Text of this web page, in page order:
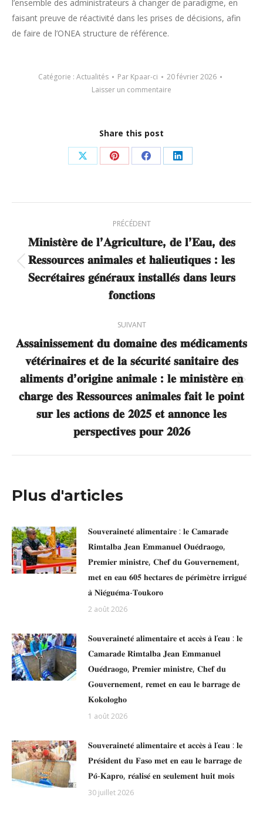
l’ensemble des administrateurs à changer de paradigme, en
faisant preuve de réactivité dans les prises de décisions, afin
de faire de l’ONEA structure de référence.
Catégorie : Actualités Par Kpaar-ci
20 février 2026
Laisser un commentaire
Share this post
Partager
X
Partager
Pinterest
Partager
Facebook
Partager
LinkedIn
article
PRÉCÉDENT
Article
précédent
:
𝐌𝐢𝐧𝐢𝐬𝐭𝐞̀𝐫𝐞 𝐝𝐞 𝐥’𝐀𝐠𝐫𝐢𝐜𝐮𝐥𝐭𝐮𝐫𝐞, 𝐝𝐞 𝐥’𝐄𝐚𝐮, 𝐝𝐞𝐬
𝐑𝐞𝐬𝐬𝐨𝐮𝐫𝐜𝐞𝐬 𝐚𝐧𝐢𝐦𝐚𝐥𝐞𝐬 𝐞𝐭 𝐡𝐚𝐥𝐢𝐞𝐮𝐭𝐢𝐪𝐮𝐞𝐬 : 𝐥𝐞𝐬
𝐒𝐞𝐜𝐫𝐞́𝐭𝐚𝐢𝐫𝐞𝐬 𝐠𝐞́𝐧𝐞́𝐫𝐚𝐮𝐱 𝐢𝐧𝐬𝐭𝐚𝐥𝐥𝐞́𝐬 𝐝𝐚𝐧𝐬 𝐥𝐞𝐮𝐫𝐬
𝐟𝐨𝐧𝐜𝐭𝐢𝐨𝐧𝐬
SUIVANT
Article
suivant
:
𝐀𝐬𝐬𝐚𝐢𝐧𝐢𝐬𝐬𝐞𝐦𝐞𝐧𝐭 𝐝𝐮 𝐝𝐨𝐦𝐚𝐢𝐧𝐞 𝐝𝐞𝐬 𝐦𝐞́𝐝𝐢𝐜𝐚𝐦𝐞𝐧𝐭𝐬
𝐯𝐞́𝐭𝐞́𝐫𝐢𝐧𝐚𝐢𝐫𝐞𝐬 𝐞𝐭 𝐝𝐞 𝐥𝐚 𝐬𝐞́𝐜𝐮𝐫𝐢𝐭𝐞́ 𝐬𝐚𝐧𝐢𝐭𝐚𝐢𝐫𝐞 𝐝𝐞𝐬
𝐚𝐥𝐢𝐦𝐞𝐧𝐭𝐬 𝐝’𝐨𝐫𝐢𝐠𝐢𝐧𝐞 𝐚𝐧𝐢𝐦𝐚𝐥𝐞 : 𝐥𝐞 𝐦𝐢𝐧𝐢𝐬𝐭𝐞̀𝐫𝐞 𝐞𝐧
𝐜𝐡𝐚𝐫𝐠𝐞 𝐝𝐞𝐬 𝐑𝐞𝐬𝐬𝐨𝐮𝐫𝐜𝐞𝐬 𝐚𝐧𝐢𝐦𝐚𝐥𝐞𝐬 𝐟𝐚𝐢𝐭 𝐥𝐞 𝐩𝐨𝐢𝐧𝐭
𝐬𝐮𝐫 𝐥𝐞𝐬 𝐚𝐜𝐭𝐢𝐨𝐧𝐬 𝐝𝐞 𝟐𝟎𝟐𝟓 𝐞𝐭 𝐚𝐧𝐧𝐨𝐧𝐜𝐞 𝐥𝐞𝐬
𝐩𝐞𝐫𝐬𝐩𝐞𝐜𝐭𝐢𝐯𝐞𝐬 𝐩𝐨𝐮𝐫 𝟐𝟎𝟐𝟔
Plus d'articles
𝐒𝐨𝐮𝐯𝐞𝐫𝐚𝐢𝐧𝐞𝐭𝐞́ 𝐚𝐥𝐢𝐦𝐞𝐧𝐭𝐚𝐢𝐫𝐞 : 𝐥𝐞 𝐂𝐚𝐦𝐚𝐫𝐚𝐝𝐞
𝐑𝐢𝐦𝐭𝐚𝐥𝐛𝐚 𝐉𝐞𝐚𝐧 𝐄𝐦𝐦𝐚𝐧𝐮𝐞𝐥 𝐎𝐮𝐞́𝐝𝐫𝐚𝐨𝐠𝐨,
𝐏𝐫𝐞𝐦𝐢𝐞𝐫 𝐦𝐢𝐧𝐢𝐬𝐭𝐫𝐞, 𝐂𝐡𝐞𝐟 𝐝𝐮 𝐆𝐨𝐮𝐯𝐞𝐫𝐧𝐞𝐦𝐞𝐧𝐭,
𝐦𝐞𝐭 𝐞𝐧 𝐞𝐚𝐮 𝟔𝟎𝟓 𝐡𝐞𝐜𝐭𝐚𝐫𝐞𝐬 𝐝𝐞 𝐩𝐞́𝐫𝐢𝐦𝐞̀𝐭𝐫𝐞 𝐢𝐫𝐫𝐢𝐠𝐮𝐞́
𝐚̀ 𝐍𝐢𝐞́𝐠𝐮𝐞́𝐦𝐚-𝐓𝐨𝐮𝐤𝐨𝐫𝐨
2 août 2026
𝐒𝐨𝐮𝐯𝐞𝐫𝐚𝐢𝐧𝐞𝐭𝐞́ 𝐚𝐥𝐢𝐦𝐞𝐧𝐭𝐚𝐢𝐫𝐞 𝐞𝐭 𝐚𝐜𝐜𝐞̀𝐬 𝐚̀ 𝐥’𝐞𝐚𝐮 : 𝐥𝐞
𝐂𝐚𝐦𝐚𝐫𝐚𝐝𝐞 𝐑𝐢𝐦𝐭𝐚𝐥𝐛𝐚 𝐉𝐞𝐚𝐧 𝐄𝐦𝐦𝐚𝐧𝐮𝐞𝐥
𝐎𝐮𝐞́𝐝𝐫𝐚𝐨𝐠𝐨, 𝐏𝐫𝐞𝐦𝐢𝐞𝐫 𝐦𝐢𝐧𝐢𝐬𝐭𝐫𝐞, 𝐂𝐡𝐞𝐟 𝐝𝐮
𝐆𝐨𝐮𝐯𝐞𝐫𝐧𝐞𝐦𝐞𝐧𝐭, 𝐫𝐞𝐦𝐞𝐭 𝐞𝐧 𝐞𝐚𝐮 𝐥𝐞 𝐛𝐚𝐫𝐫𝐚𝐠𝐞 𝐝𝐞
𝐊𝐨𝐤𝐨𝐥𝐨𝐠𝐡𝐨
1 août 2026
𝐒𝐨𝐮𝐯𝐞𝐫𝐚𝐢𝐧𝐞𝐭𝐞́ 𝐚𝐥𝐢𝐦𝐞𝐧𝐭𝐚𝐢𝐫𝐞 𝐞𝐭 𝐚𝐜𝐜𝐞̀𝐬 𝐚̀ 𝐥’𝐞𝐚𝐮 : 𝐥𝐞
𝐏𝐫𝐞́𝐬𝐢𝐝𝐞𝐧𝐭 𝐝𝐮 𝐅𝐚𝐬𝐨 𝐦𝐞𝐭 𝐞𝐧 𝐞𝐚𝐮 𝐥𝐞 𝐛𝐚𝐫𝐫𝐚𝐠𝐞 𝐝𝐞
𝐏𝐨̂-𝐊𝐚𝐩𝐫𝐨, 𝐫𝐞́𝐚𝐥𝐢𝐬𝐞́ 𝐞𝐧 𝐬𝐞𝐮𝐥𝐞𝐦𝐞𝐧𝐭 𝐡𝐮𝐢𝐭 𝐦𝐨𝐢𝐬
30 juillet 2026